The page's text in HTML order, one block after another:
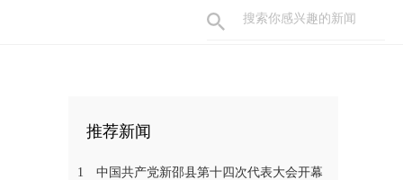
推荐新闻
1 中国共产党新邵县第十四次代表大会开幕